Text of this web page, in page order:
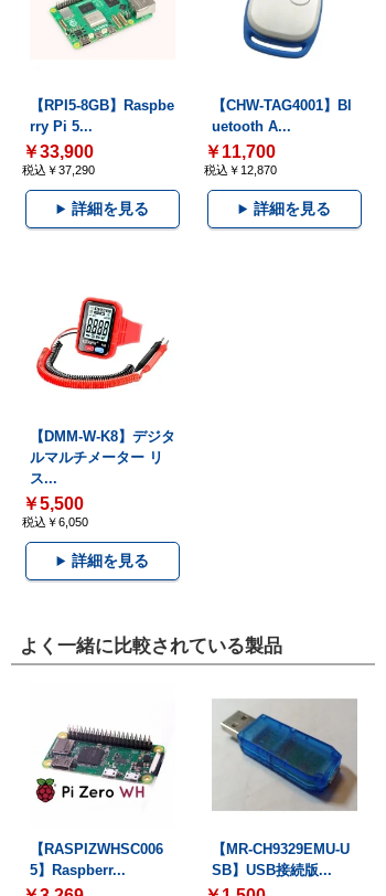
【RPI5-8GB】Raspbe
rry Pi 5...
￥33,900
税込￥37,290
詳細を見る
【CHW-TAG4001】Bl
uetooth A...
￥11,700
税込￥12,870
詳細を見る
【DMM-W-K8】デジタ
ルマルチメーター リ
ス...
￥5,500
税込￥6,050
詳細を見る
よく一緒に比較されている製品
【RASPIZWHSC006
5】Raspberr...
【MR-CH9329EMU-U
SB】USB接続版...